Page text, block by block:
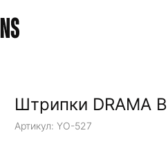
Штрипки DRAMA
Артикул: YO-527